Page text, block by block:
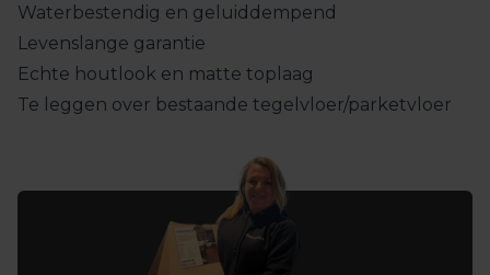
Waterbestendig en geluiddempend
Levenslange garantie
Echte houtlook en matte toplaag
Te leggen over bestaande tegelvloer/parketvloer